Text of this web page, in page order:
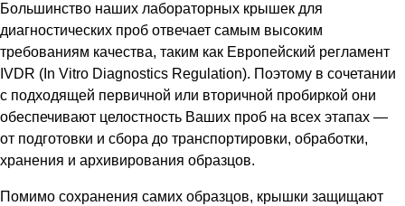
Большинство наших лабораторных крышек для
диагностических проб отвечает самым высоким
требованиям качества, таким как Европейский регламент
IVDR (In Vitro Diagnostics Regulation). Поэтому в сочетании
с подходящей первичной или вторичной пробиркой они
обеспечивают целостность Ваших проб на всех этапах —
от подготовки и сбора до транспортировки, обработки,
хранения и архивирования образцов.
Помимо сохранения самих образцов, крышки защищают